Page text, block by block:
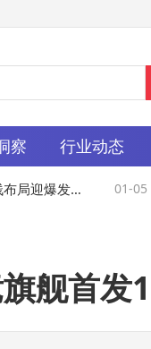
察 行业动态
迎爆发， 01-05
舰首发